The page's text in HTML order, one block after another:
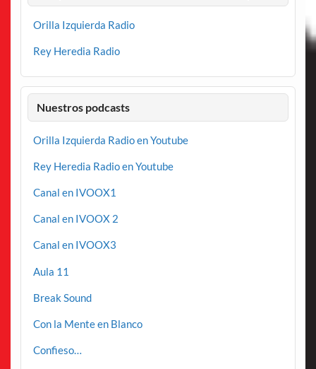
Orilla Izquierda Radio
Rey Heredia Radio
Nuestros podcasts
Orilla Izquierda Radio en Youtube
Rey Heredia Radio en Youtube
Canal en IVOOX1
Canal en IVOOX 2
Canal en IVOOX3
Aula 11
Break Sound
Con la Mente en Blanco
Confieso…